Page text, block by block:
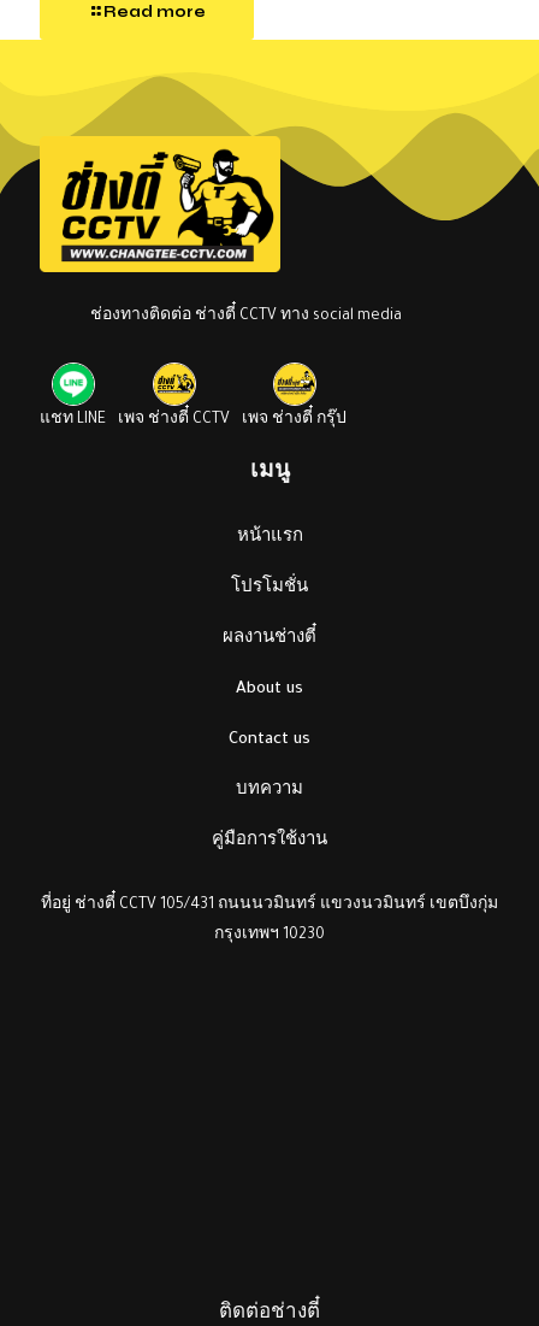
Read more
ช่องทางติดต่อ ช่างตี๋ CCTV ทาง social media
แชท LINE เพจ ช่างตี๋ CCTV เพจ ช่างตี๋ กรุ๊ป
เมนู
หน้าแรก
โปรโมชั่น
ผลงานช่างตี๋
About us
Contact us
บทความ
คู่มือการใช้งาน
ที่อยู่ ช่างตี๋ CCTV 105/431 ถนนนวมินทร์ แขวงนวมินทร์ เขตบึงกุ่ม
กรุงเทพฯ 10230
ติดต่อช่างตี๋